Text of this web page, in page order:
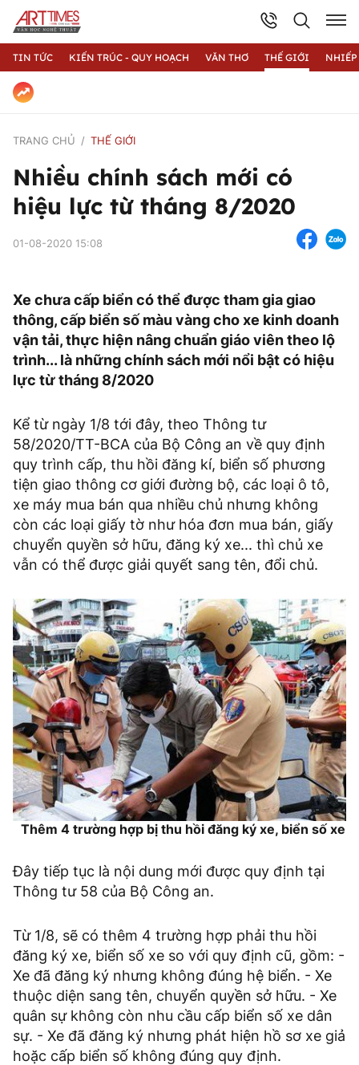
TIN TỨC KIẾN TRÚC - QUY HOẠCH VĂN THƠ THẾ GIỚI
TRANG CHỦ THẾ GIỚI
Nhiều chính sách mới có
hiệu lực từ tháng 8/2020
01-08-2020 15:08
Xe chưa cấp biển có thể được tham gia giao
thông, cấp biển số màu vàng cho xe kinh doanh
vận tải, thực hiện nâng chuẩn giáo viên theo lộ
trình... là những chính sách mới nổi bật có hiệu
lực từ tháng 8/2020
Kể từ ngày 1/8 tới đây, theo Thông tư
58/2020/TT-BCA của Bộ Công an về quy định
quy trình cấp, thu hồi đăng kí, biển số phương
tiện giao thông cơ giới đường bộ, các loại ô tô,
xe máy mua bán qua nhiều chủ nhưng không
còn các loại giấy tờ như hóa đơn mua bán, giấy
chuyển quyền sở hữu, đăng ký xe... thì chủ xe
vẫn có thể được giải quyết sang tên, đổi chủ.
Thêm 4 trường hợp bị thu hồi đăng ký xe, biển số xe
Đây tiếp tục là nội dung mới được quy định tại
Thông tư 58 của Bộ Công an.
Từ 1/8, sẽ có thêm 4 trường hợp phải thu hồi
đăng ký xe, biển số xe so với quy định cũ, gồm: -
Xe đã đăng ký nhưng không đúng hệ biển. - Xe
thuộc diện sang tên, chuyển quyền sở hữu. - Xe
quân sự không còn nhu cầu cấp biển số xe dân
sự. - Xe đã đăng ký nhưng phát hiện hồ sơ xe giả
hoặc cấp biển số không đúng quy định.